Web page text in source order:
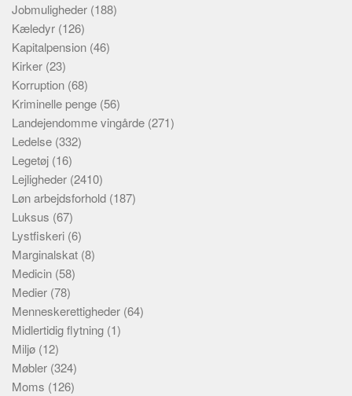
Jobmuligheder (188)
Kæledyr (126)
Kapitalpension (46)
Kirker (23)
Korruption (68)
Kriminelle penge (56)
Landejendomme vingårde (271)
Ledelse (332)
Legetøj (16)
Lejligheder (2410)
Løn arbejdsforhold (187)
Luksus (67)
Lystfiskeri (6)
Marginalskat (8)
Medicin (58)
Medier (78)
Menneskerettigheder (64)
Midlertidig flytning (1)
Miljø (12)
Møbler (324)
Moms (126)